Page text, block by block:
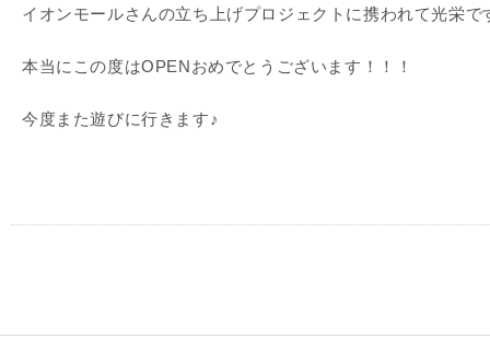
イオンモールさんの立ち上げプロジェクトに携われて光栄で
本当にこの度はOPENおめでとうございます！！！
今度また遊びに行きます♪